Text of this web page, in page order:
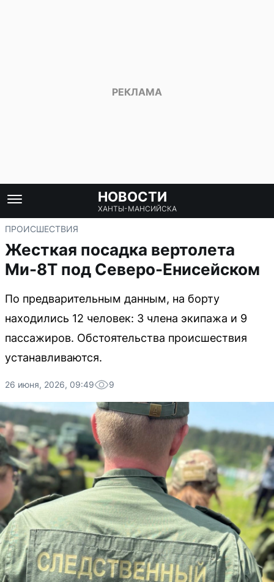
НОВОСТИ
ХАНТЫ-МАНСИЙСКА
ПРОИСШЕСТВИЯ
Жесткая посадка вертолета
Ми-8Т под Северо-Енисейском
По предварительным данным, на борту
находились 12 человек: 3 члена экипажа и 9
пассажиров. Обстоятельства происшествия
устанавливаются.
26 июня, 2026, 09:49 9